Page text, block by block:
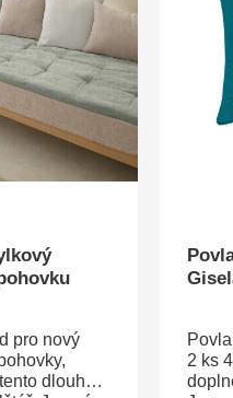
pro nový
dlouhý
2 ks